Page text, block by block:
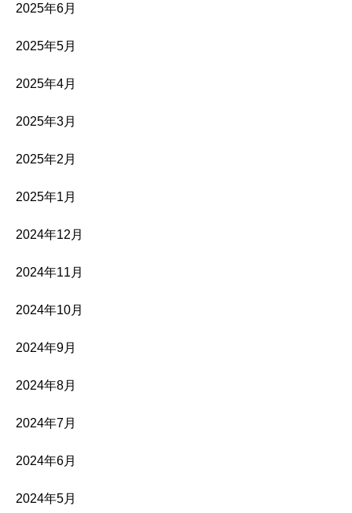
2025年6月
2025年5月
2025年4月
2025年3月
2025年2月
2025年1月
2024年12月
2024年11月
2024年10月
2024年9月
2024年8月
2024年7月
2024年6月
2024年5月